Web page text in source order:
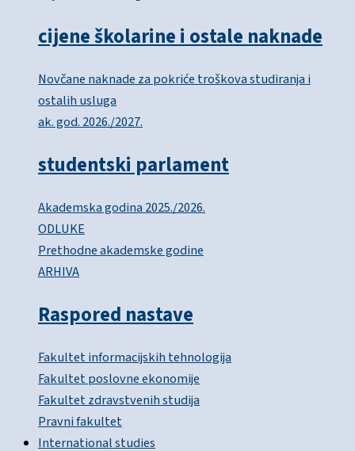
cijene školarine i ostale naknade
Novčane naknade za pokriće troškova studiranja i
ostalih usluga
ak. god. 2026./2027.
studentski parlament
Akademska godina 2025./2026.
ODLUKE
Prethodne akademske godine
ARHIVA
Raspored nastave
Fakultet informacijskih tehnologija
Fakultet poslovne ekonomije
Fakultet zdravstvenih studija
Pravni fakultet
International studies